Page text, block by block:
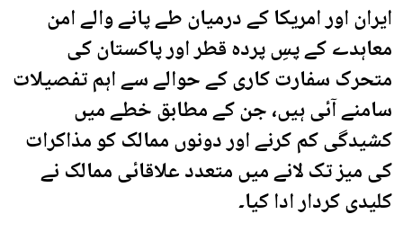
ایران اور امریکا کے درمیان طے پانے والے امن
معاہدے کے پسِ پردہ قطر اور پاکستان کی
متحرک سفارت کاری کے حوالے سے اہم تفصیلات
سامنے آئی ہیں، جن کے مطابق خطے میں
کشیدگی کم کرنے اور دونوں ممالک کو مذاکرات
کی میز تک لانے میں متعدد علاقائی ممالک نے
کلیدی کردار ادا کیا۔